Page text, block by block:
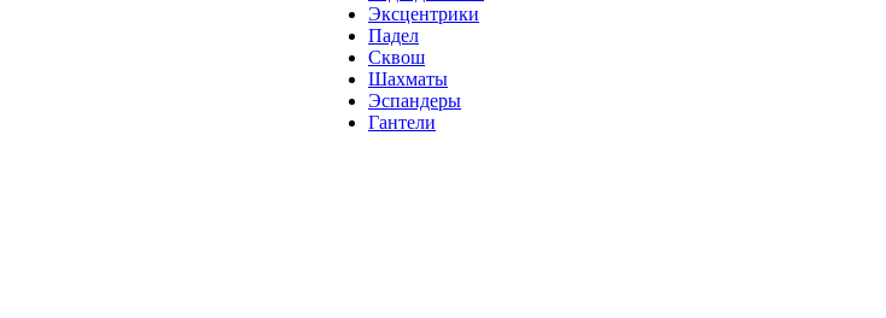
Эксцентрики
Падел
Сквош
Шахматы
Эспандеры
Гантели